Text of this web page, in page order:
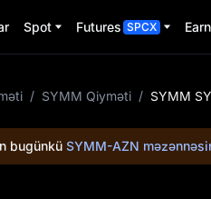
Spot Futures SPCX Earn
/ SYMM Qiyməti / SYMM
bugünkü SYMM-AZN